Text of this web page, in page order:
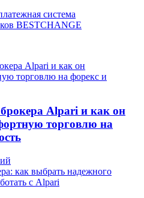
Alpari и как он
торговлю на